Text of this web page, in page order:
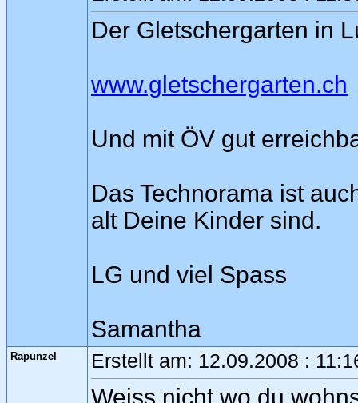
Der Gletschergarten in
www.gletschergarten.ch
Und mit ÖV gut
Das Technorama ist
alt Deine Kinder sind.
LG und viel Spass
Samantha
Rapunzel Erstellt am: 12.09.2008 :
Weiss nicht wo du